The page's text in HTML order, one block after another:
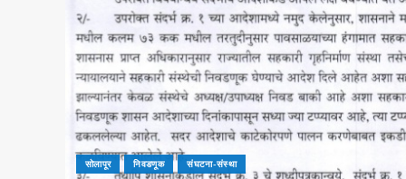
सोलापूर निवडणूक संघटना-संस्था